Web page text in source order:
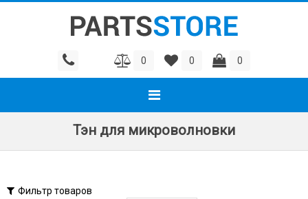
0 0 0
Тэн для микроволновки
Фильтр товаров